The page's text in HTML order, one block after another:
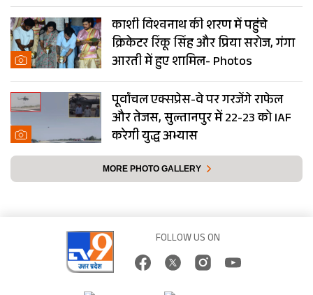
काशी विश्वनाथ की शरण में पहुंचे
क्रिकेटर रिंकू सिंह और प्रिया सरोज, गंगा
आरती में हुए शामिल- Photos
पूर्वांचल एक्सप्रेस-वे पर गरजेंगे राफेल
और तेजस, सुल्तानपुर में 22-23 को IAF
करेगी युद्ध अभ्यास
MORE PHOTO GALLERY
FOLLOW US ON